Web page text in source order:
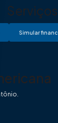
Serviços
Simular